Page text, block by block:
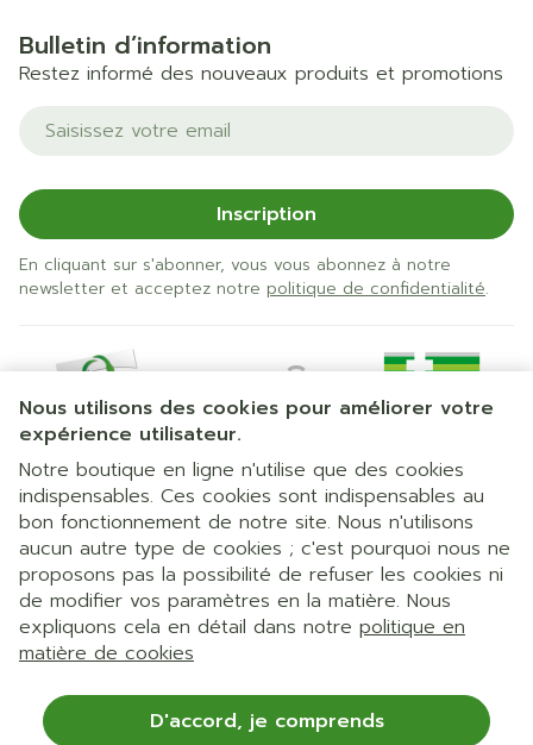
Nous utilisons des cookies pour améliorer votre
expérience utilisateur.
Notre boutique en ligne n'utilise que des cookies
indispensables. Ces cookies sont indispensables au
bon fonctionnement de notre site. Nous n'utilisons
aucun autre type de cookies ; c'est pourquoi nous ne
proposons pas la possibilité de refuser les cookies ni
de modifier vos paramètres en la matière. Nous
expliquons cela en détail dans notre politique en
matière de cookies
D'accord, je comprends
Bulletin d’information
Restez informé des nouveaux produits et promotions
Adresse mail
Inscription
En cliquant sur s'abonner, vous vous abonnez à notre
newsletter et acceptez notre politique de confidentialité.
Liens légaux